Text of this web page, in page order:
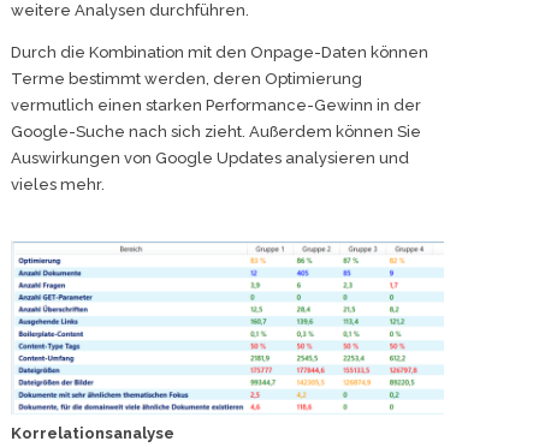
weitere Analysen durchführen.
Durch die Kombination mit den Onpage-Daten können
Terme bestimmt werden, deren Optimierung
vermutlich einen starken Performance-Gewinn in der
Google-Suche nach sich zieht. Außerdem können Sie
Auswirkungen von Google Updates analysieren und
vieles mehr.
Korrelationsanalyse